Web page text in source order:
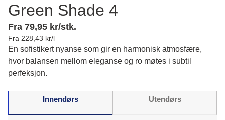
Green Shade 4
Fra 79,95 kr/stk.
Fra 228,43 kr/l
En sofistikert nyanse som gir en harmonisk atmosfære,
hvor balansen mellom eleganse og ro møtes i subtil
perfeksjon.
Innendørs Utendørs